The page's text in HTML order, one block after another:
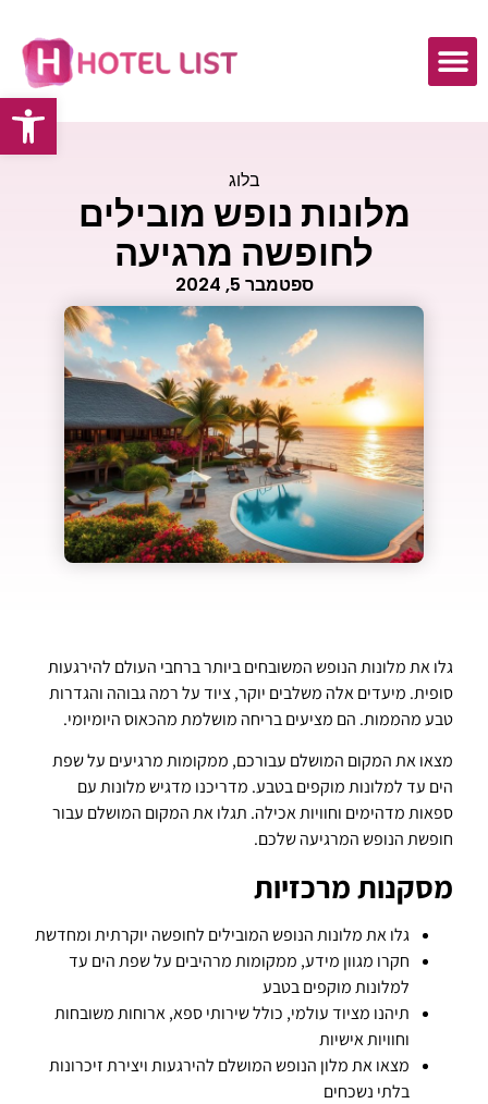
בלוג
מלונות נופש מובילים
לחופשה מרגיעה
ספטמבר 5, 2024
גלו את מלונות הנופש המשובחים ביותר ברחבי העולם להירגעות
סופית. מיעדים אלה משלבים יוקר, ציוד על רמה גבוהה והגדרות
טבע מהממות. הם מציעים בריחה מושלמת מהכאוס היומיומי.
מצאו את המקום המושלם עבורכם, ממקומות מרגיעים על שפת
הים עד למלונות מוקפים בטבע. מדריכנו מדגיש מלונות עם
ספאות מדהימים וחוויות אכילה. תגלו את המקום המושלם עבור
חופשת הנופש המרגיעה שלכם.
מסקנות מרכזיות
גלו את מלונות הנופש המובילים לחופשה יוקרתית ומחדשת
חקרו מגוון מידע, ממקומות מרהיבים על שפת הים עד
למלונות מוקפים בטבע
תיהנו מציוד עולמי, כולל שירותי ספא, ארוחות משובחות
וחוויות אישיות
מצאו את מלון הנופש המושלם להירגעות ויצירת זיכרונות
בלתי נשכחים